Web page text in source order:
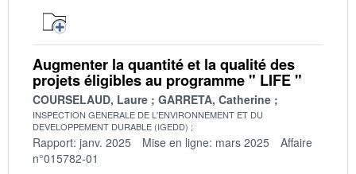
Augmenter la quantité et la qualité des
projets éligibles au programme " LIFE "
COURSELAUD, Laure GARRETA, Catherine
INSPECTION GENERALE DE L'ENVIRONNEMENT ET DU
DEVELOPPEMENT DURABLE (IGEDD)
Rapport: janv. 2025 Mise en ligne: mars 2025
Affaire
n°015782-01